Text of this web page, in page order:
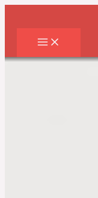
Перейти
содержимому